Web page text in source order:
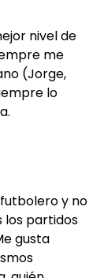
nivel de
me
(Jorge,
lo
y no
los partidos
gusta